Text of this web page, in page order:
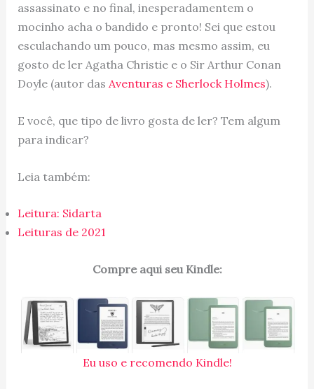
assassinato e no final, inesperadamentem o
mocinho acha o bandido e pronto! Sei que estou
esculachando um pouco, mas mesmo assim, eu
gosto de ler Agatha Christie e o Sir Arthur Conan
Doyle (autor das Aventuras e Sherlock Holmes).
E você, que tipo de livro gosta de ler? Tem algum
para indicar?
Leia também:
Leitura: Sidarta
Leituras de 2021
Compre aqui seu Kindle:
Eu uso e recomendo Kindle!